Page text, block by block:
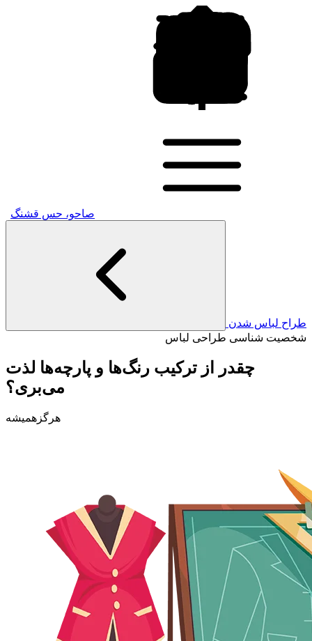
صاحو، حسِ قشنگ
طراح لباس شدن
شخصیت شناسی طراحی لباس
چقدر از ترکیب رنگ‌ها و پارچه‌ها لذت
می‌بری؟
هرگز همیشه